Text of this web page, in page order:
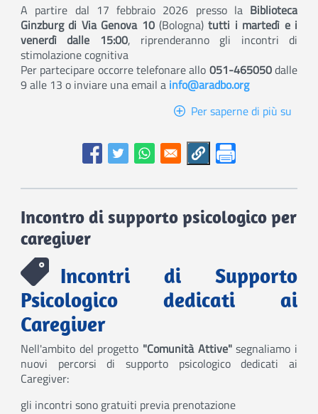
A partire dal 17 febbraio 2026 presso la Biblioteca
Ginzburg di Via Genova 10(Bologna)tutti i martedì e i
venerdì dalle 15:00, riprenderanno gli incontri di
stimolazione cognitiva
Per partecipare occorre telefonare allo 051-465050dalle
9 alle 13 o inviare una email a info@aradbo.org
Per saperne di più su
Incontro di supporto psicologico per
caregiver
Incontri di Supporto
Psicologico dedicati ai
Caregiver
Nell'ambito del progetto "Comunità Attive"segnaliamo i
nuovi percorsi di supporto psicologico dedicati ai
Caregiver:
gli incontri sono gratuiti previa prenotazione